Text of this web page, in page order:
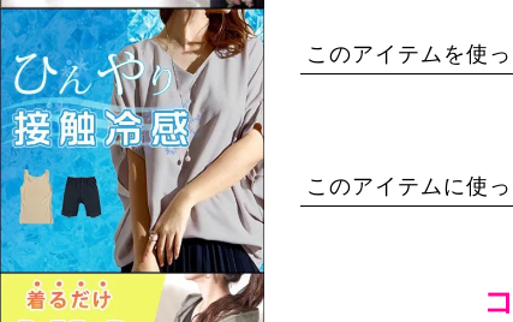
このアイテムを使
このアイテムに使